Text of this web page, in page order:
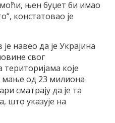
њен буџет би имао
констатовао је
навео да је Украјина
свог
које
мање од 23 милиона
сматрају да је та
што указује на